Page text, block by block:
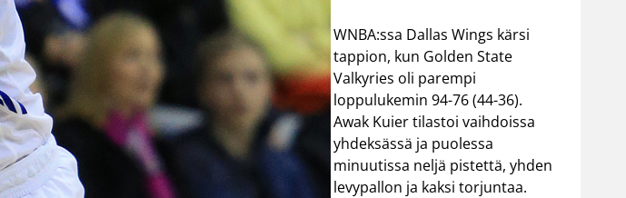
WNBA:ssa Dallas Wings kärsi
tappion, kun Golden State
Valkyries oli parempi
loppulukemin 94-76 (44-36).
Awak Kuier tilastoi vaihdoissa
yhdeksässä ja puolessa
minuutissa neljä pistettä, yhden
levypallon ja kaksi torjuntaa.